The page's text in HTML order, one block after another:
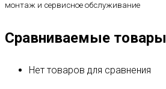
монтаж и сервисное обслуживание
Сравниваемые товары
Нет товаров для сравнения